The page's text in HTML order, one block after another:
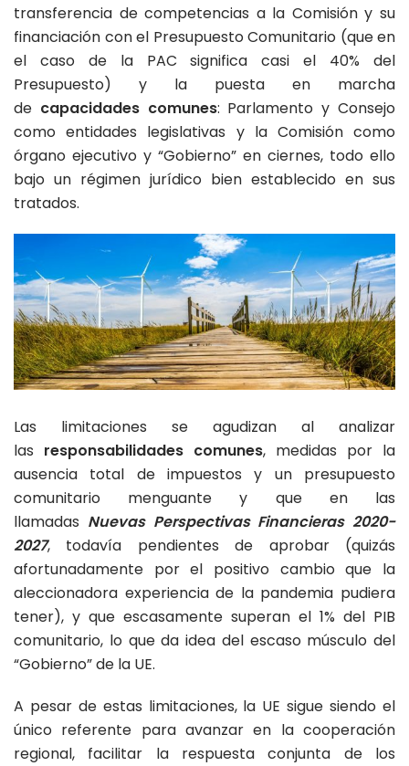
transferencia de competencias a la Comisión y su
financiación con el Presupuesto Comunitario (que en
el caso de la PAC significa casi el 40% del
Presupuesto) y la puesta en marcha
de capacidades comunes: Parlamento y Consejo
como entidades legislativas y la Comisión como
órgano ejecutivo y “Gobierno” en ciernes, todo ello
bajo un régimen jurídico bien establecido en sus
tratados.
Las limitaciones se agudizan al analizar
las responsabilidades comunes, medidas por la
ausencia total de impuestos y un presupuesto
comunitario menguante y que en las
llamadas Nuevas Perspectivas Financieras 2020-
2027, todavía pendientes de aprobar (quizás
afortunadamente por el positivo cambio que la
aleccionadora experiencia de la pandemia pudiera
tener), y que escasamente superan el 1% del PIB
comunitario, lo que da idea del escaso músculo del
“Gobierno” de la UE.
A pesar de estas limitaciones, la UE sigue siendo el
único referente para avanzar en la cooperación
regional, facilitar la respuesta conjunta de los